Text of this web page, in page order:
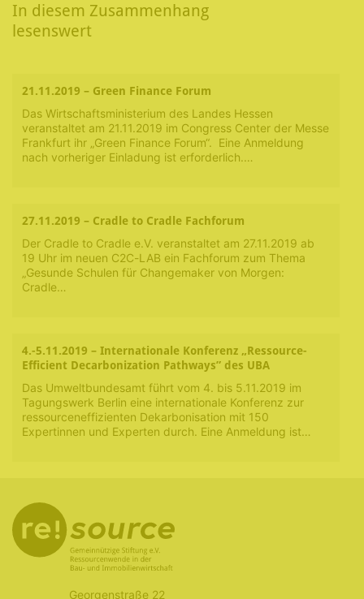
In diesem Zusammenhang
lesenswert
21.11.2019 – Green Finance Forum
Das Wirtschaftsministerium des Landes Hessen
veranstaltet am 21.11.2019 im Congress Center der Messe
Frankfurt ihr „Green Finance Forum“. Eine Anmeldung
nach vorheriger Einladung ist erforderlich.…
27.11.2019 – Cradle to Cradle Fachforum
Der Cradle to Cradle e.V. veranstaltet am 27.11.2019 ab
19 Uhr im neuen C2C-LAB ein Fachforum zum Thema
„Gesunde Schulen für Changemaker von Morgen:
Cradle…
4.-5.11.2019 – Internationale Konferenz „Ressource-
Efficient Decarbonization Pathways” des UBA
Das Umweltbundesamt führt vom 4. bis 5.11.2019 im
Tagungswerk Berlin eine internationale Konferenz zur
ressourceneffizienten Dekarbonisation mit 150
Expertinnen und Experten durch. Eine Anmeldung ist…
Georgenstraße 22